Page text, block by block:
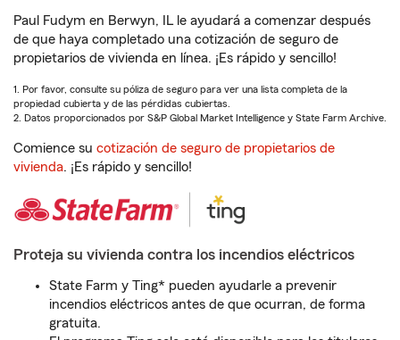
Paul Fudym en Berwyn, IL le ayudará a comenzar después
de que haya completado una cotización de seguro de
propietarios de vivienda en línea. ¡Es rápido y sencillo!
1. Por favor, consulte su póliza de seguro para ver una lista completa de la
propiedad cubierta y de las pérdidas cubiertas.
2. Datos proporcionados por S&P Global Market Intelligence y State Farm Archive.
Comience su cotización de seguro de propietarios de
vivienda. ¡Es rápido y sencillo!
Proteja su vivienda contra los incendios eléctricos
State Farm y Ting* pueden ayudarle a prevenir
incendios eléctricos antes de que ocurran, de forma
gratuita.